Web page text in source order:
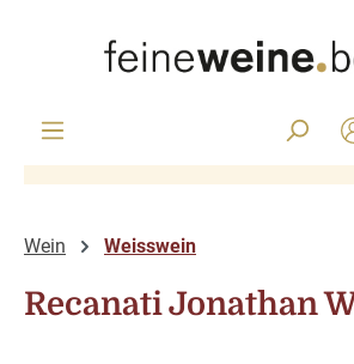
Wein Weisswein
Recanati Jonathan